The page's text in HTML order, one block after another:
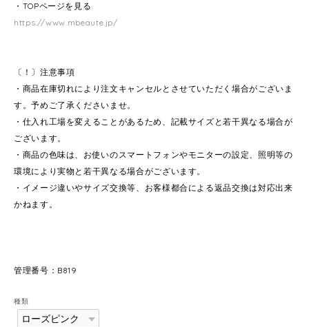
・TOPページを見る
https://www.mbeaute.jp/
〔！〕注意事項
・商品在庫切れにより注文キャンセルとさせていただく場合がございま
す。予めご了承くださいませ。
・仕入れ工場を変えることがあるため、記載サイズと若干異なる場合が
ございます。
・商品の色味は、お使いのスマートフォンやモニターの設定、照明等の
環境により実物と若干異なる場合がございます。
・イメージ違いやサイズ交換等、お客様都合による返品交換は対応出来
かねます。
管理番号：B819
種類